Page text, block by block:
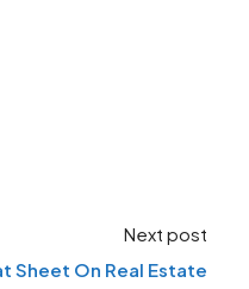
Next post
Sheet On Real Estate